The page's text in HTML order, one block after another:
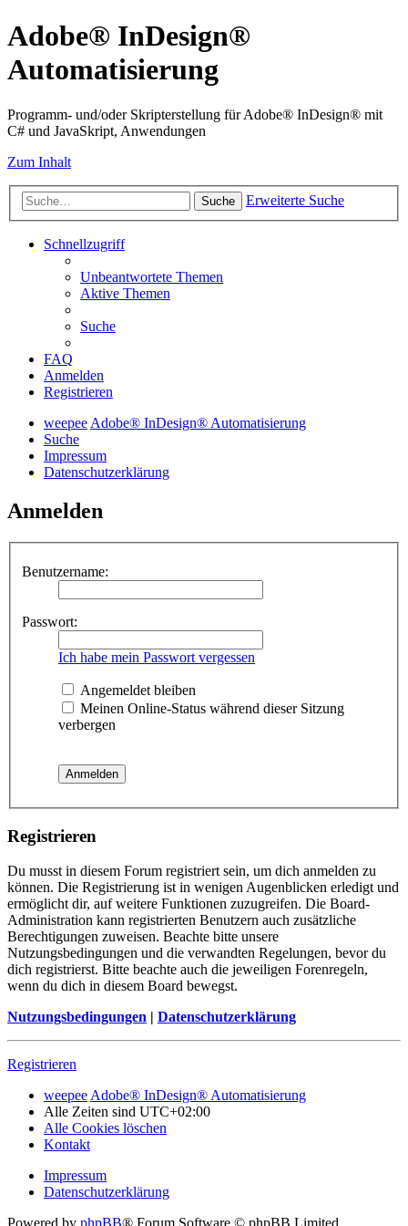
Adobe® InDesign®
Automatisierung
Programm- und/oder Skripterstellung für Adobe® InDesign® mit
C# und JavaSkript, Anwendungen
Zum Inhalt
Suche Erweiterte Suche
Schnellzugriff
Unbeantwortete Themen
Aktive Themen
Suche
FAQ
Anmelden
Registrieren
weepeeAdobe® InDesign® Automatisierung
Suche
Impressum
Datenschutzerklärung
Anmelden
Benutzername:
Passwort:
Ich habe mein Passwort vergessen
Angemeldet bleiben
Meinen Online-Status während dieser Sitzung
verbergen
Registrieren
Du musst in diesem Forum registriert sein, um dich anmelden zu
können. Die Registrierung ist in wenigen Augenblicken erledigt und
ermöglicht dir, auf weitere Funktionen zuzugreifen. Die Board-
Administration kann registrierten Benutzern auch zusätzliche
Berechtigungen zuweisen. Beachte bitte unsere
Nutzungsbedingungen und die verwandten Regelungen, bevor du
dich registrierst. Bitte beachte auch die jeweiligen Forenregeln,
wenn du dich in diesem Board bewegst.
Nutzungsbedingungen | Datenschutzerklärung
Registrieren
weepee Adobe® InDesign® Automatisierung
Alle Zeiten sind UTC+02:00
Alle Cookies löschen
Kontakt
Impressum
Datenschutzerklärung